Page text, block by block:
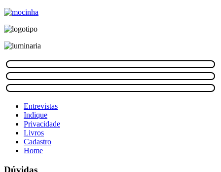
Entrevistas
Indique
Privacidade
Livros
Cadastro
Home
Dúvidas